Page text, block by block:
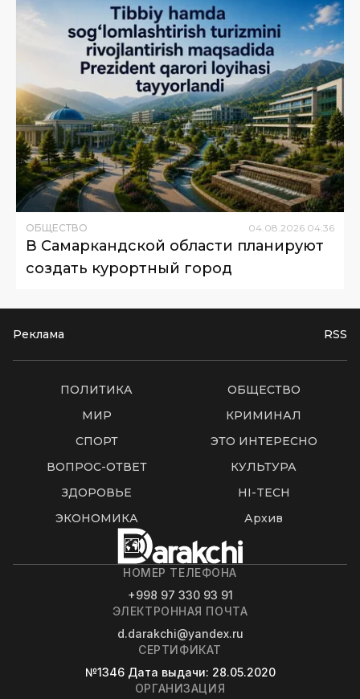
ОБЩЕСТВО 04.08.2026 04:36
В Самаркандской области планируют
создать курортный город
Реклама RSS
ПОЛИТИКА
ОБЩЕСТВО
МИР
КРИМИНАЛ
СПОРТ
ЭТО ИНТЕРЕСНО
ВОПРОС-ОТВЕТ
КУЛЬТУРА
ЗДОРОВЬЕ
HI-TECH
ЭКОНОМИКА
Архив
НОМЕР ТЕЛЕФОНА
+998 97 330 93 91
ЭЛЕКТРОННАЯ ПОЧТА
d.darakchi@yandex.ru
СЕРТИФИКАТ
№1346 Дата выдачи: 28.05.2020
ОРГАНИЗАЦИЯ